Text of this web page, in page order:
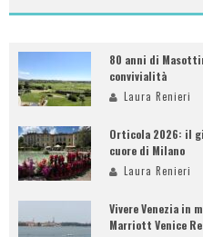
80 anni di
convivialità
Laura Renieri
Orticola 2026: il
cuore di Milano
Laura Renieri
Vivere Venezia in
Marriott Venice